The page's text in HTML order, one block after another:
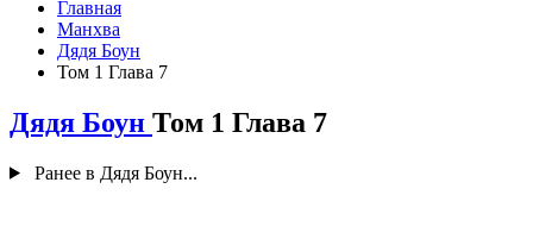
Главная
Манхва
Дядя Боун
Том 1 Глава 7
Дядя Боун Том 1 Глава 7
Ранее в Дядя Боун...